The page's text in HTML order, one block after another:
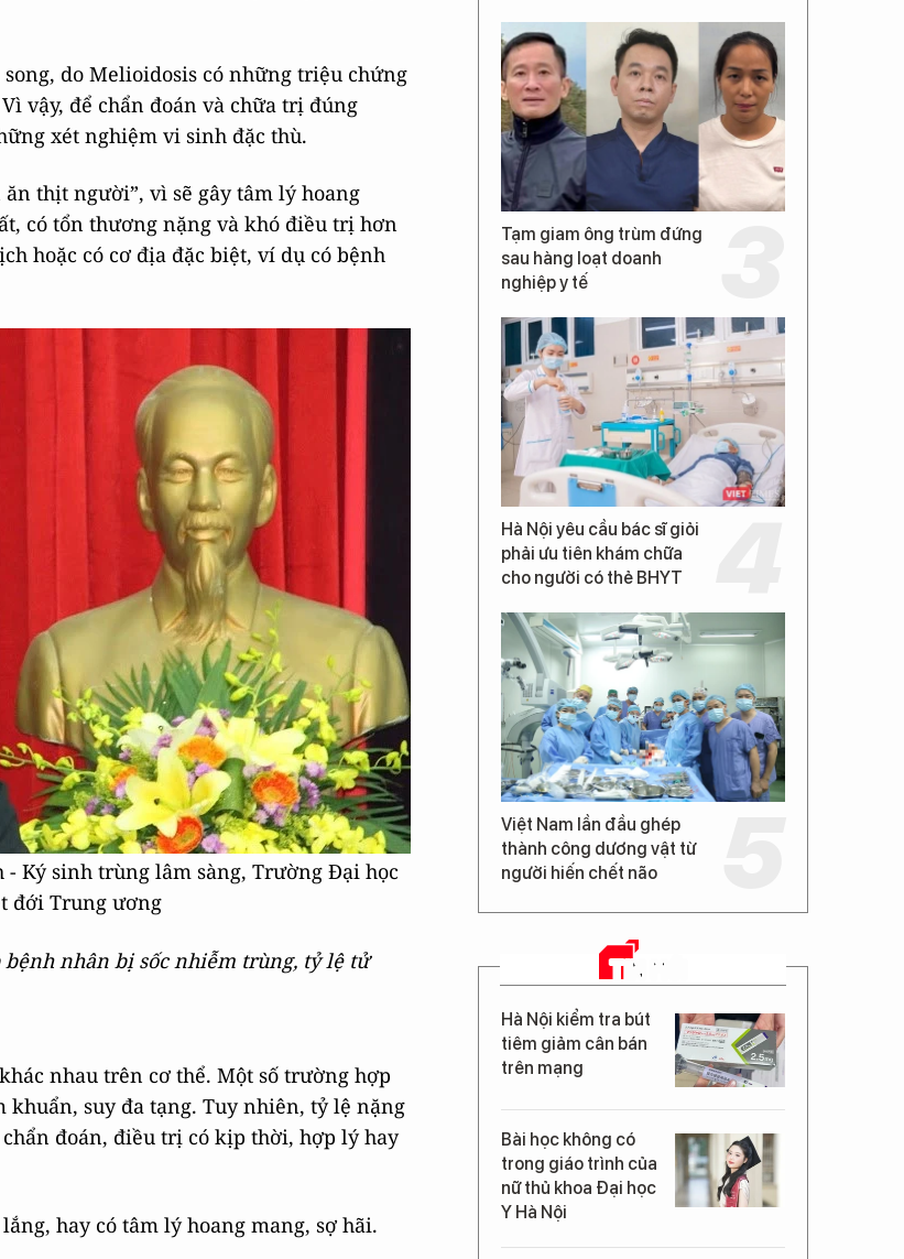
do Melioidosis có những triệu chứng
vậy, để chẩn đoán và chữa trị đúng
xét nghiệm vi sinh đặc thù.
thịt người”, vì sẽ gây tâm lý hoang
có tổn thương nặng và khó điều trị hơn
hoặc có cơ địa đặc biệt, ví dụ có bệnh
- Ký sinh trùng lâm sàng, Trường Đại học
đới Trung ương
nhân bị sốc nhiễm trùng, tỷ lệ tử
nhau trên cơ thể. Một số trường hợp
suy đa tạng. Tuy nhiên, tỷ lệ nặng
đoán, điều trị có kịp thời, hợp lý hay
hay có tâm lý hoang mang, sợ hãi.
Tạm giam ông trùm đứng
sau hàng loạt doanh
nghiệp y tế
Hà Nội yêu cầu bác sĩ giỏi
phải ưu tiên khám chữa
cho người có thẻ BHYT
Việt Nam lần đầu ghép
thành công dương vật từ
người hiến chết não
TIN MỚI
Hà Nội kiểm tra bút
tiêm giảm cân bán
trên mạng
Bài học không có
trong giáo trình của
nữ thủ khoa Đại học
Y Hà Nội